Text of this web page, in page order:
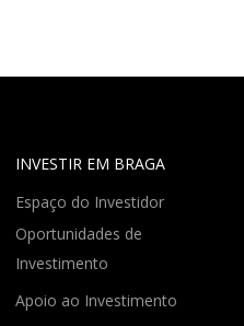
INVESTIR EM BRAGA
Espaço do Investidor
Oportunidades de
Investimento
Apoio ao Investimento